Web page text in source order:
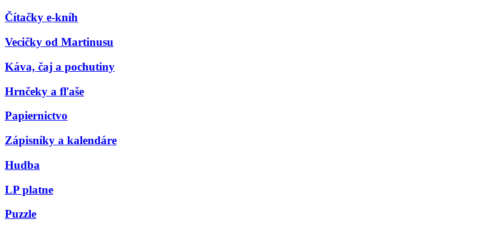
Čítačky e-kníh
Vecičky od Martinusu
Káva, čaj a pochutiny
Hrnčeky a fľaše
Papiernictvo
Zápisníky a kalendáre
Hudba
LP platne
Puzzle